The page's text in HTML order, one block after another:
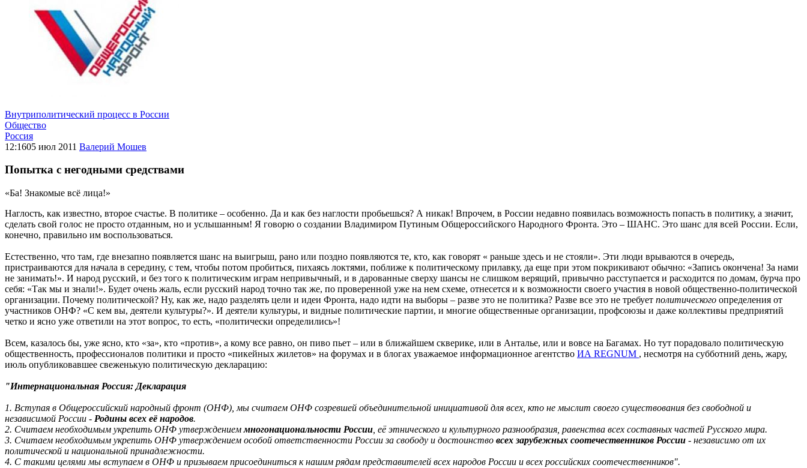
Внутриполитический процесс в России
Общество
Россия
12:1605 июл 2011 Валерий Мошев
Попытка с негодными средствами
«Ба! Знакомые всё лица!»
Наглость, как известно, второе счастье. В политике – особенно. Да и как без наглости пробьешься? А никак! Впрочем, в России недавно появилась возможность попасть в политику, а значит,
сделать свой голос не просто отданным, но и услышанным! Я говорю о создании Владимиром Путиным Общероссийского Народного Фронта. Это – ШАНС. Это шанс для всей России. Если,
конечно, правильно им воспользоваться.
Естественно, что там, где внезапно появляется шанс на выигрыш, рано или поздно появляются те, кто, как говорят « раньше здесь и не стояли». Эти люди врываются в очередь,
пристраиваются для начала в середину, с тем, чтобы потом пробиться, пихаясь локтями, поближе к политическому прилавку, да еще при этом покрикивают обычно: «Запись окончена! За нами
не занимать!». И народ русский, и без того к политическим играм непривычный, и в дарованные сверху шансы не слишком верящий, привычно расступается и расходится по домам, бурча про
себя: «Так мы и знали!». Будет очень жаль, если русский народ точно так же, по проверенной уже на нем схеме, отнесется и к возможности своего участия в новой общественно-политической
организации. Почему политической? Ну, как же, надо разделять цели и идеи Фронта, надо идти на выборы – разве это не политика? Разве все это не требует политического определения от
участников ОНФ? «С кем вы, деятели культуры?». И деятели культуры, и видные политические партии, и многие общественные организации, профсоюзы и даже коллективы предприятий
четко и ясно уже ответили на этот вопрос, то есть, «политически определились»!
Всем, казалось бы, уже ясно, кто «за», кто «против», а кому все равно, он пиво пьет – или в ближайшем скверике, или в Анталье, или и вовсе на Багамах. Но тут порадовало политическую
общественность, профессионалов политики и просто «пикейных жилетов» на форумах и в блогах уважаемое информационное агентство ИА REGNUM , несмотря на субботний день, жару,
июль опубликовавшее свеженькую политическую декларацию:
"Интернациональная Россия: Декларация
1. Вступая в Общероссийский народный фронт (ОНФ), мы считаем ОНФ созревшей объединительной инициативой для всех, кто не мыслит своего существования без свободной и
независимой России - Родины всех её народов.
2. Считаем необходимым укрепить ОНФ утверждениеммногонациональности России , её этнического и культурного разнообразия, равенства всех составных частей Русского мира.
3. Считаем необходимым укрепить ОНФ утверждением особой ответственности России за свободу и достоинство всех зарубежных соотечественников России - независимо от их
политической и национальной принадлежности.
4. С такими целями мы вступаем в ОНФ и призываем присоединиться к нашим рядам представителей всех народов России и всех российских соотечественников".